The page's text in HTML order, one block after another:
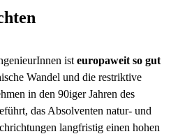
ist europaweit so gut
Wandel und die restriktive
in den 90iger Jahren des
das Absolventen natur- und
langfristig einen hohen